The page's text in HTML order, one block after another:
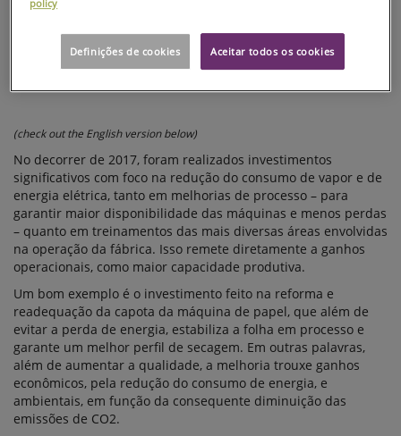
(check out the English version below)
No decorrer de 2017, foram realizados investimentos
significativos com foco na redução do consumo de vapor e de
energia elétrica, tanto em melhorias de processo – para
garantir maior disponibilidade das máquinas e menos perdas
– quanto em treinamentos das mais diversas áreas envolvidas
na operação da fábrica. Isso remete diretamente a ganhos
operacionais, como maior capacidade produtiva.
Um bom exemplo é o investimento feito na reforma e
readequação da capota da máquina de papel, que além de
evitar a perda de energia, estabiliza a folha em processo e
garante um melhor perfil de secagem. Em outras palavras,
além de aumentar a qualidade, a melhoria trouxe ganhos
econômicos, pela redução do consumo de energia, e
ambientais, em função da consequente diminuição das
emissões de CO2.
policy
Aceitar todos os cookies
Definições de cookies